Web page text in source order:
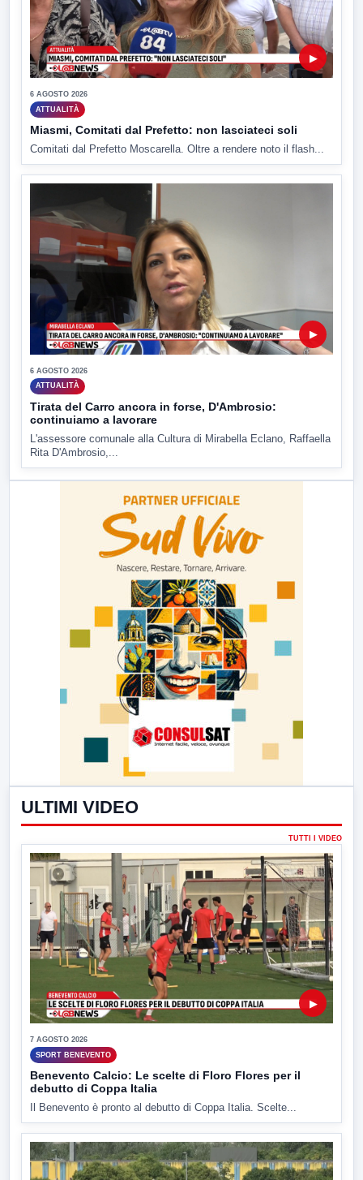
▶
6 AGOSTO 2026
ATTUALITÀ
Miasmi, Comitati dal Prefetto: non lasciateci soli
Comitati dal Prefetto Moscarella. Oltre a rendere noto il flash...
▶
6 AGOSTO 2026
ATTUALITÀ
Tirata del Carro ancora in forse, D'Ambrosio:
continuiamo a lavorare
L'assessore comunale alla Cultura di Mirabella Eclano, Raffaella
Rita D'Ambrosio,...
ULTIMI VIDEO
TUTTI I VIDEO
▶
7 AGOSTO 2026
SPORT BENEVENTO
Benevento Calcio: Le scelte di Floro Flores per il
debutto di Coppa Italia
Il Benevento è pronto al debutto di Coppa Italia. Scelte...